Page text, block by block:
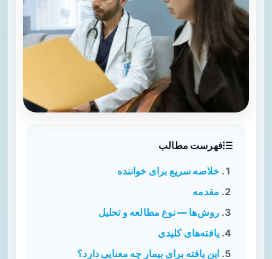
فهرست مطالب
خلاصه سریع برای خواننده
مقدمه
روش‌ها — نوع مطالعه و تحلیل
یافته‌های کلیدی
این یافته برای بیمار چه معنایی دارد؟